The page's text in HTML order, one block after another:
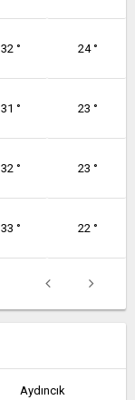
32 ° 24 °
31 ° 23 °
32 ° 23 °
33 ° 22 °
Aydıncık